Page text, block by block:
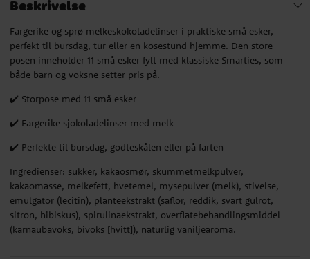
Beskrivelse
Fargerike og sprø melkeskokoladelinser i praktiske små esker,
perfekt til bursdag, tur eller en kosestund hjemme. Den store
posen inneholder 11 små esker fylt med klassiske Smarties, som
både barn og voksne setter pris på.
✔️ Storpose med 11 små esker
✔️ Fargerike sjokoladelinser med melk
✔️ Perfekte til bursdag, godteskålen eller på farten
Ingredienser: sukker, kakaosmør, skummetmelkpulver,
kakaomasse, melkefett, hvetemel, mysepulver (melk), stivelse,
emulgator (lecitin), planteekstrakt (saflor, reddik, svart gulrot,
sitron, hibiskus), spirulinaekstrakt, overflatebehandlingsmiddel
(karnaubavoks, bivoks [hvitt]), naturlig vaniljearoma.